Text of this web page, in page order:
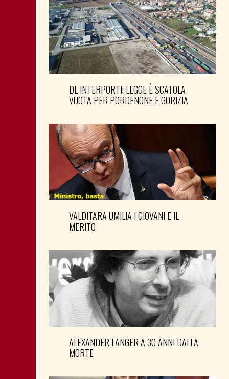
DL INTERPORTI: LEGGE È SCATOLA
VUOTA PER PORDENONE E GORIZIA
VALDITARA UMILIA I GIOVANI E IL
MERITO
ALEXANDER LANGER A 30 ANNI DALLA
MORTE